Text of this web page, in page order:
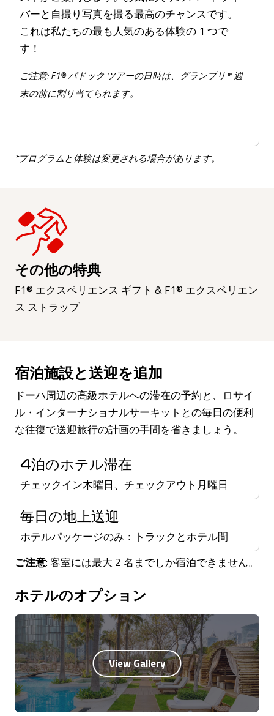
バーと自撮り写真を撮る最高のチャンスです。
これは私たちの最も人気のある体験の 1 つで
す！
ご注意: F1® パドック ツアーの日時は、グランプリ™ 週
末の前に割り当てられます。
*プログラムと体験は変更される場合があります。
その他の特典
F1® エクスペリエンス ギフト & F1® エクスペリエン
ス ストラップ
宿泊施設と送迎を追加
ドーハ周辺の高級ホテルへの滞在の予約と、ロサイ
ル・インターナショナルサーキットとの毎日の便利
な往復で送迎旅行の計画の手間を省きましょう。
4泊のホテル滞在
チェックイン木曜日、チェックアウト月曜日
毎日の地上送迎
ホテルパッケージのみ：トラックとホテル間
ご注意: 客室には最大 2 名までしか宿泊できません。
ホテルのオプション